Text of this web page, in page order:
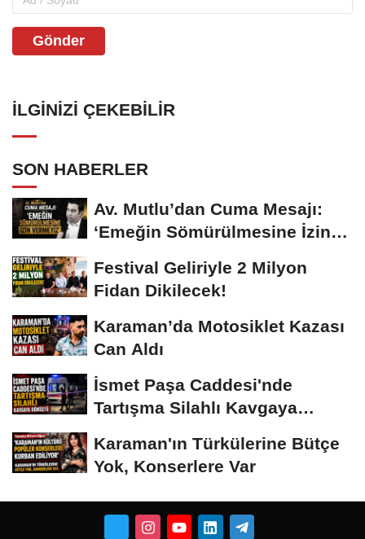
Gönder
İLGINIZI ÇEKEBILIR
SON HABERLER
Av. Mutlu’dan Cuma Mesajı:
‘Emeğin Sömürülmesine İzin
Festival Geliriyle 2 Milyon
Fidan Dikilecek!
Karaman’da Motosiklet Kazası
Can Aldı
İsmet Paşa Caddesi'nde
Tartışma Silahlı Kavgaya
Karaman'ın Türkülerine Bütçe
Yok, Konserlere Var